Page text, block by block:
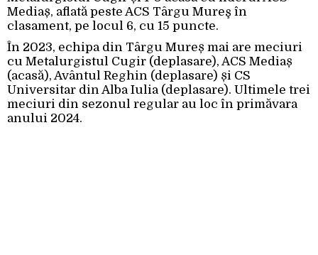
Mediaș, aflată peste ACS Târgu Mureş în
clasament, pe locul 6, cu 15 puncte.
În 2023, echipa din Târgu Mureș mai are meciuri
cu Metalurgistul Cugir (deplasare), ACS Mediaș
(acasă), Avântul Reghin (deplasare) și CS
Universitar din Alba Iulia (deplasare). Ultimele trei
meciuri din sezonul regular au loc în primăvara
anului 2024.